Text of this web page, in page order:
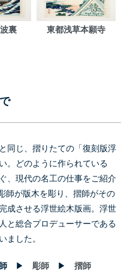
裏 東都浅草本願寺
同じ、摺りたての「復刻版浮
。どのように作られている
、現代の名工の仕事をご紹介
師が版木を彫り、摺師がその
成させる浮世絵木版画。浮世
と総合プロデューサーである
ました。
▶ 彫師 ▶ 摺師